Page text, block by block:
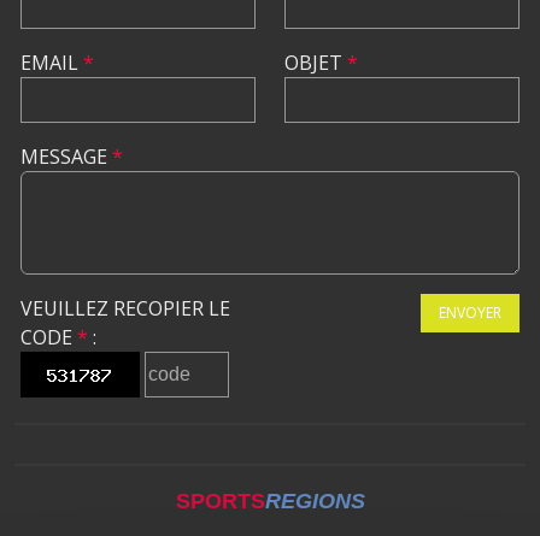
EMAIL* OBJET *
MESSAGE *
VEUILLEZ RECOPIER LE
CODE * :
ENVOYER
SPORTSREGIONS